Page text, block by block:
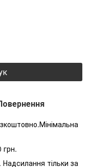
грн.
тільки за